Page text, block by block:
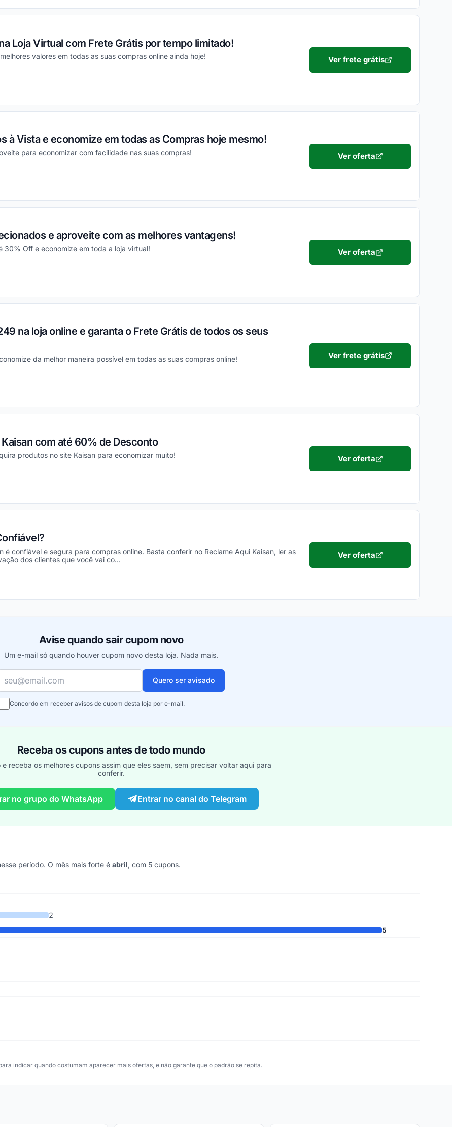
Loja Virtual com Frete Grátis por tempo limitado!
valores em todas as suas compras online ainda hoje! Ver frete grátis
à Vista e economize em todas as Compras hoje mesmo!
para economizar com facilidade nas suas compras! Ver oferta
e aproveite com as melhores vantagens!
30% Off e economize em toda a loja virtual! Ver oferta
na loja online e garanta o Frete Grátis de todos os seus
da melhor maneira possível em todas as suas compras online! Ver frete grátis
com até 60% de Desconto
produtos no site Kaisan para economizar muito! Ver oferta
é confiável e segura para compras online. Basta conferir no Reclame Aqui Kaisan, ler as
dos clientes que você vai co...
Ver oferta
Avise quando sair cupom novo
Um e-mail só quando houver cupom novo desta loja. Nada mais.
Quero ser avisado
Concordo em receber avisos de cupom desta loja por e-mail.
Receba os cupons antes de todo mundo
e receba os melhores cupons assim que eles saem, sem precisar voltar aqui para
conferir.
no grupo do WhatsApp Entrar no canal do Telegram
período. O mês mais forte é abril, com 5 cupons.
anos
2
5
indicar quando costumam aparecer mais ofertas, e não garante que o padrão se repita.